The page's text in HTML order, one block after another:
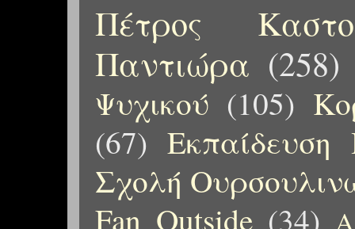
Πέτρος
Παντιώρα (258)
Ψυχικού (105)
(67) Εκπαίδευση
Σχολή
Fan Outside (34)